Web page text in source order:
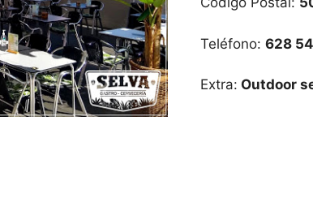
Teléfono: 628
Extra: Outdoor